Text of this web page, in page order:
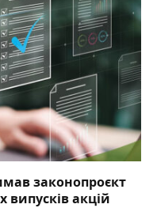
законопроєкт
випусків акцій